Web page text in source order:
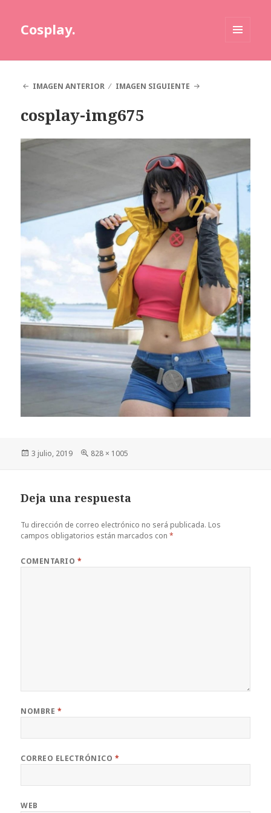
Cosplay.
IMAGEN ANTERIOR
IMAGEN SIGUIENTE
cosplay-img675
Publicado
3 julio, 2019
Tamaño
828 × 1005
Deja una respuesta
Tu dirección de correo electrónico no será publicada. Los
campos obligatorios están marcados con*
COMENTARIO *
NOMBRE *
CORREO ELECTRÓNICO *
WEB